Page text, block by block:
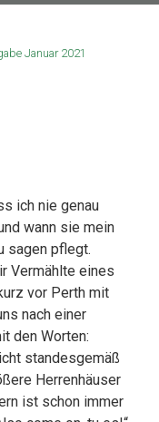
Januar 2021
ich nie genau
wann sie mein
sagen pflegt.
Vermählte eines
vor Perth mit
nach einer
den Worten:
standesgemäß
Herrenhäuser
ist schon immer